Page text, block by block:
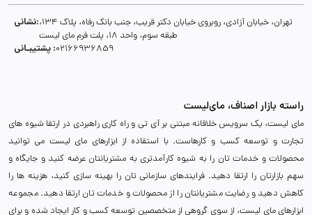
نشانی:تهران، خیابان آزادی، روبروی خیابان دکتر قریب، جنب بانک رفاه، پلاک 134،
طبقه سوم، واحد 18، پلت فرم مای لیست
پشتیبـانی :02166936859
راسته بازار اصناف، مای‌لیست
مای لیست، یک سرویس خلاقانه مبتنی بر آی تی و راه کاری راهبردی در ارتقا شیوه های
تجارت و توسعه کسب و کارهاست. با استفاده از ابزارهای مای لیست می توانید
محصولات و خدمات تان را به شیوه کارآمدتری به مشتریانتان عرضه کنید و جایگاه و
سهم بازارتان را ارتقا دهید. فرایندهای سازمانی تان را بهینه سازی کنید، هزینه ها را
کاهش دهید و رضایت مشتریانتان را از محصولات و خدمات تان ارتقا دهید. مجموعه
ابزارهای مای لیست، از سوی گروهی از متخصصین توسعه کسب و کار ایجاد شده و برای